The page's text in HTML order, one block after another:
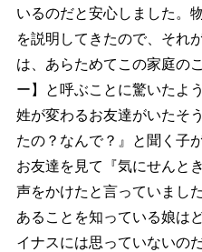
いるのだと安心しました。
を説明してきたので、それ
は、あらためてこの家庭の
ー】と呼ぶことに驚いたよ
姓が変わるお友達がいたそ
たの？なんで？』と聞く子
お友達を見て『気にせんと
声をかけたと言っていまし
あることを知っている娘は
イナスには思っていないの